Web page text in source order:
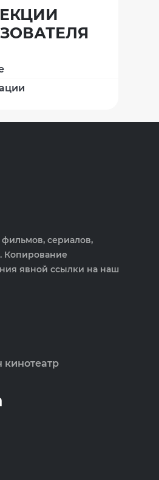
фильмов, сериалов,
Копирование
явной ссылки на наш
кинотеатр